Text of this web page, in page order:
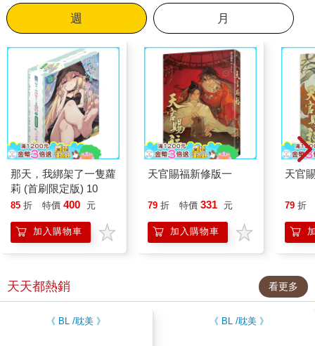
週 月
那天，我綁架了一隻蘿
莉 (首刷限定版) 10
85 折 特價 400 元
加入購物車
天官賜福新修版一
79 折 特價 331 元
加入購物車
天官
79 折
天天都熱銷 看更多
《 BL /耽美 》 《 BL /耽美 》